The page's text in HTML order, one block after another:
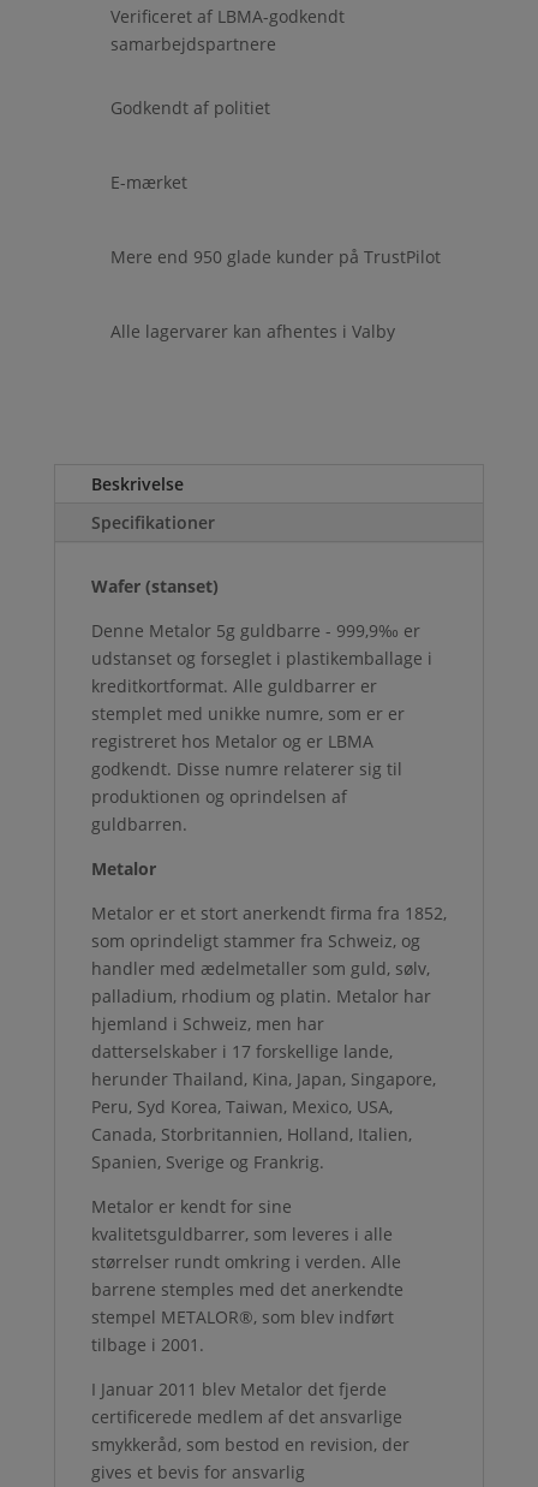
Verificeret af LBMA-godkendt
samarbejdspartnere
Godkendt af politiet
E-mærket
Mere end 950 glade kunder på TrustPilot
Alle lagervarer kan afhentes i Valby
Beskrivelse
Specifikationer
Wafer (stanset)
Denne Metalor 5g guldbarre - 999,9‰ er
udstanset og forseglet i plastikemballage i
kreditkortformat. Alle guldbarrer er
stemplet med unikke numre, som er er
registreret hos Metalor og er LBMA
godkendt. Disse numre relaterer sig til
produktionen og oprindelsen af
guldbarren.
Metalor
Metalor er et stort anerkendt firma fra 1852,
som oprindeligt stammer fra Schweiz, og
handler med ædelmetaller som guld, sølv,
palladium, rhodium og platin. Metalor har
hjemland i Schweiz, men har
datterselskaber i 17 forskellige lande,
herunder Thailand, Kina, Japan, Singapore,
Peru, Syd Korea, Taiwan, Mexico, USA,
Canada, Storbritannien, Holland, Italien,
Spanien, Sverige og Frankrig.
Metalor er kendt for sine
kvalitetsguldbarrer, som leveres i alle
størrelser rundt omkring i verden. Alle
barrene stemples med det anerkendte
stempel METALOR®, som blev indført
tilbage i 2001.
I Januar 2011 blev Metalor det fjerde
certificerede medlem af det ansvarlige
smykkeråd, som bestod en revision, der
gives et bevis for ansvarlig